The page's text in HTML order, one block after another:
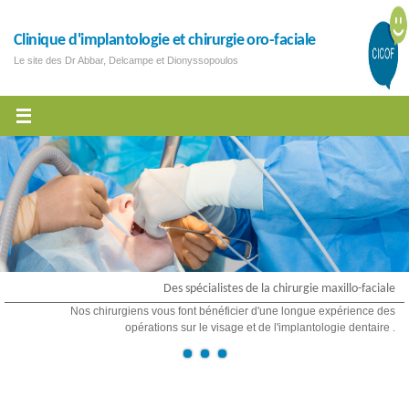
Clinique d'implantologie et chirurgie oro-faciale
Le site des Dr Abbar, Delcampe et Dionyssopoulos
Des spécialistes de la chirurgie maxillo-faciale
Nos chirurgiens vous font bénéficier d'une longue expérience des
opérations sur le visage et de l'implantologie dentaire .